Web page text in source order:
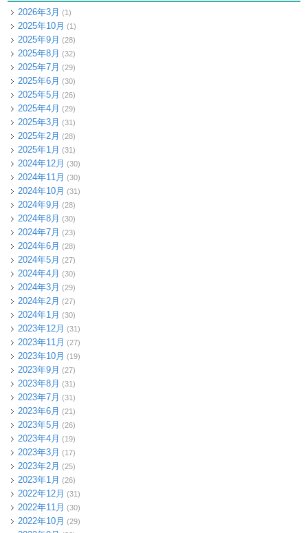
2026年3月 (1)
2025年10月 (1)
2025年9月 (28)
2025年8月 (32)
2025年7月 (29)
2025年6月 (30)
2025年5月 (26)
2025年4月 (29)
2025年3月 (31)
2025年2月 (28)
2025年1月 (31)
2024年12月 (30)
2024年11月 (30)
2024年10月 (31)
2024年9月 (28)
2024年8月 (30)
2024年7月 (23)
2024年6月 (28)
2024年5月 (27)
2024年4月 (30)
2024年3月 (29)
2024年2月 (27)
2024年1月 (30)
2023年12月 (31)
2023年11月 (27)
2023年10月 (19)
2023年9月 (27)
2023年8月 (31)
2023年7月 (31)
2023年6月 (21)
2023年5月 (26)
2023年4月 (19)
2023年3月 (17)
2023年2月 (25)
2023年1月 (26)
2022年12月 (31)
2022年11月 (30)
2022年10月 (29)